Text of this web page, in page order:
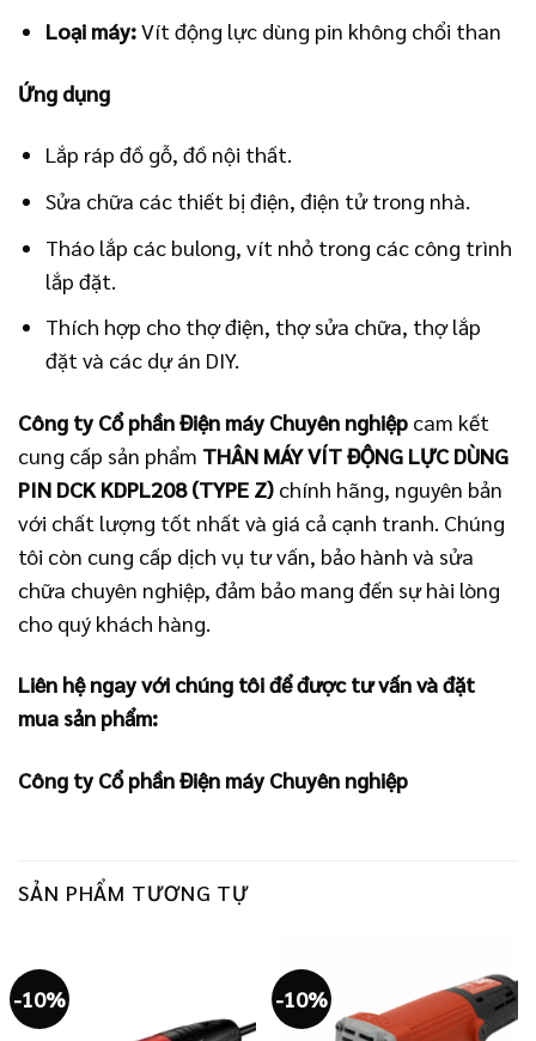
Loại máy:Vít động lực dùng pin không chổi than
Ứng dụng
Lắp ráp đồ gỗ, đồ nội thất.
Sửa chữa các thiết bị điện, điện tử trong nhà.
Tháo lắp các bulong, vít nhỏ trong các công trình
lắp đặt.
Thích hợp cho thợ điện, thợ sửa chữa, thợ lắp
đặt và các dự án DIY.
Công ty Cổ phần Điện máy Chuyên nghiệp cam kết
cung cấp sản phẩm THÂN MÁY VÍT ĐỘNG LỰC DÙNG
PIN DCK KDPL208 (TYPE Z) chính hãng, nguyên bản
với chất lượng tốt nhất và giá cả cạnh tranh. Chúng
tôi còn cung cấp dịch vụ tư vấn, bảo hành và sửa
chữa chuyên nghiệp, đảm bảo mang đến sự hài lòng
cho quý khách hàng.
Liên hệ ngay với chúng tôi để được tư vấn và đặt
mua sản phẩm:
Công ty Cổ phần Điện máy Chuyên nghiệp
SẢN PHẨM TƯƠNG TỰ
-10% -10%